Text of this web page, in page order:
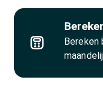
Bereken